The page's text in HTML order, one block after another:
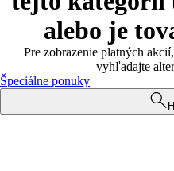
alebo je
Pre zobrazenie platných
vyhľadajte
Špeciálne ponuky